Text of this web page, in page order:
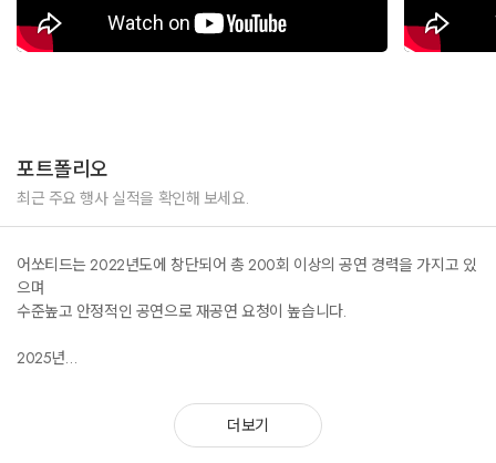
포트폴리오
최근 주요 행사 실적을 확인해 보세요.
어쏘티드는 2022년도에 창단되어 총 200회 이상의 공연 경력을 가지고 있
으며
수준높고 안정적인 공연으로 재공연 요청이 높습니다.
2025년
한국항공우주학회 만찬행사
이케아 강동점 그랜드 오픈행사
더보기